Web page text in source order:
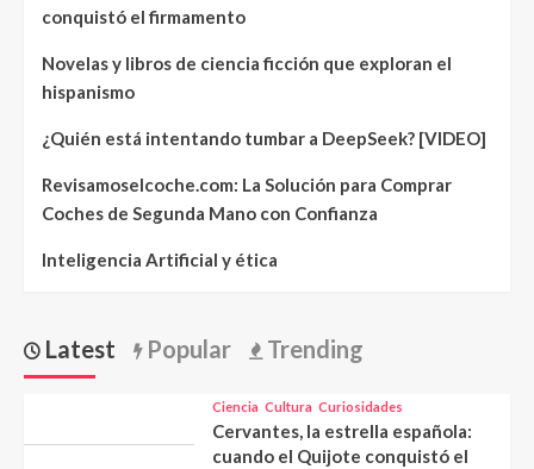
conquistó el firmamento
Novelas y libros de ciencia ficción que exploran el
hispanismo
¿Quién está intentando tumbar a DeepSeek? [VIDEO]
Revisamoselcoche.com: La Solución para Comprar
Coches de Segunda Mano con Confianza
Inteligencia Artificial y ética
Latest Popular Trending
Ciencia Cultura Curiosidades
Cervantes, la estrella española:
cuando el Quijote conquistó el